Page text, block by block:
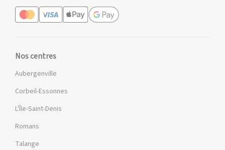
Nos centres
Aubergenville
Corbeil-Essonnes
L'Île-Saint-Denis
Romans
Talange